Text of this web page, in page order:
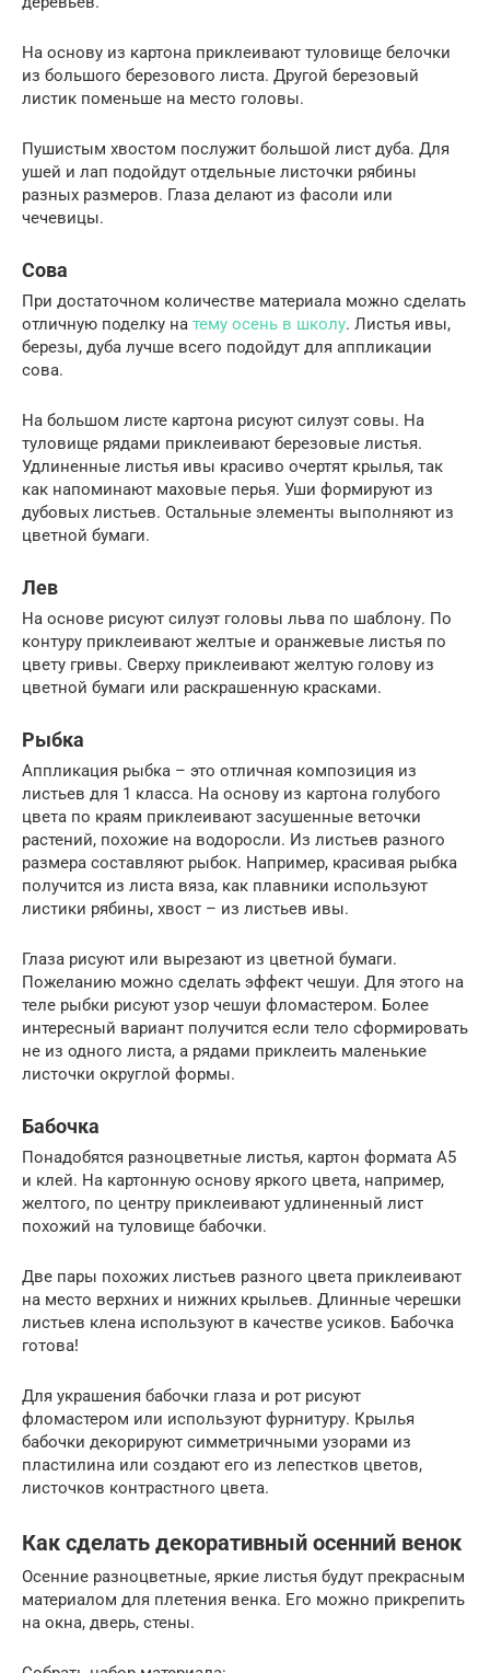
На основу из картона приклеивают туловище белочки
из большого березового листа. Другой березовый
листик поменьше на место головы.
Пушистым хвостом послужит большой лист дуба. Для
ушей и лап подойдут отдельные листочки рябины
разных размеров. Глаза делают из фасоли или
чечевицы.
Сова
При достаточном количестве материала можно сделать
отличную поделку на тему осень в школу. Листья ивы,
березы, дуба лучше всего подойдут для аппликации
сова.
На большом листе картона рисуют силуэт совы. На
туловище рядами приклеивают березовые листья.
Удлиненные листья ивы красиво очертят крылья, так
как напоминают маховые перья. Уши формируют из
дубовых листьев. Остальные элементы выполняют из
цветной бумаги.
Лев
На основе рисуют силуэт головы льва по шаблону. По
контуру приклеивают желтые и оранжевые листья по
цвету гривы. Сверху приклеивают желтую голову из
цветной бумаги или раскрашенную красками.
Рыбка
Аппликация рыбка – это отличная композиция из
листьев для 1 класса. На основу из картона голубого
цвета по краям приклеивают засушенные веточки
растений, похожие на водоросли. Из листьев разного
размера составляют рыбок. Например, красивая рыбка
получится из листа вяза, как плавники используют
листики рябины, хвост – из листьев ивы.
Глаза рисуют или вырезают из цветной бумаги.
Пожеланию можно сделать эффект чешуи. Для этого на
теле рыбки рисуют узор чешуи фломастером. Более
интересный вариант получится если тело сформировать
не из одного листа, а рядами приклеить маленькие
листочки округлой формы.
Бабочка
Понадобятся разноцветные листья, картон формата А5
и клей. На картонную основу яркого цвета, например,
желтого, по центру приклеивают удлиненный лист
похожий на туловище бабочки.
Две пары похожих листьев разного цвета приклеивают
на место верхних и нижних крыльев. Длинные черешки
листьев клена используют в качестве усиков. Бабочка
готова!
Для украшения бабочки глаза и рот рисуют
фломастером или используют фурнитуру. Крылья
бабочки декорируют симметричными узорами из
пластилина или создают его из лепестков цветов,
листочков контрастного цвета.
Как сделать декоративный осенний венок
Осенние разноцветные, яркие листья будут прекрасным
материалом для плетения венка. Его можно прикрепить
на окна, дверь, стены.